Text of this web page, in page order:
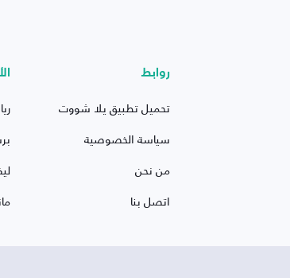
روابط
تحميل تطبيق يلا شووت
سياسة الخصوصية
من نحن
اتصل بنا